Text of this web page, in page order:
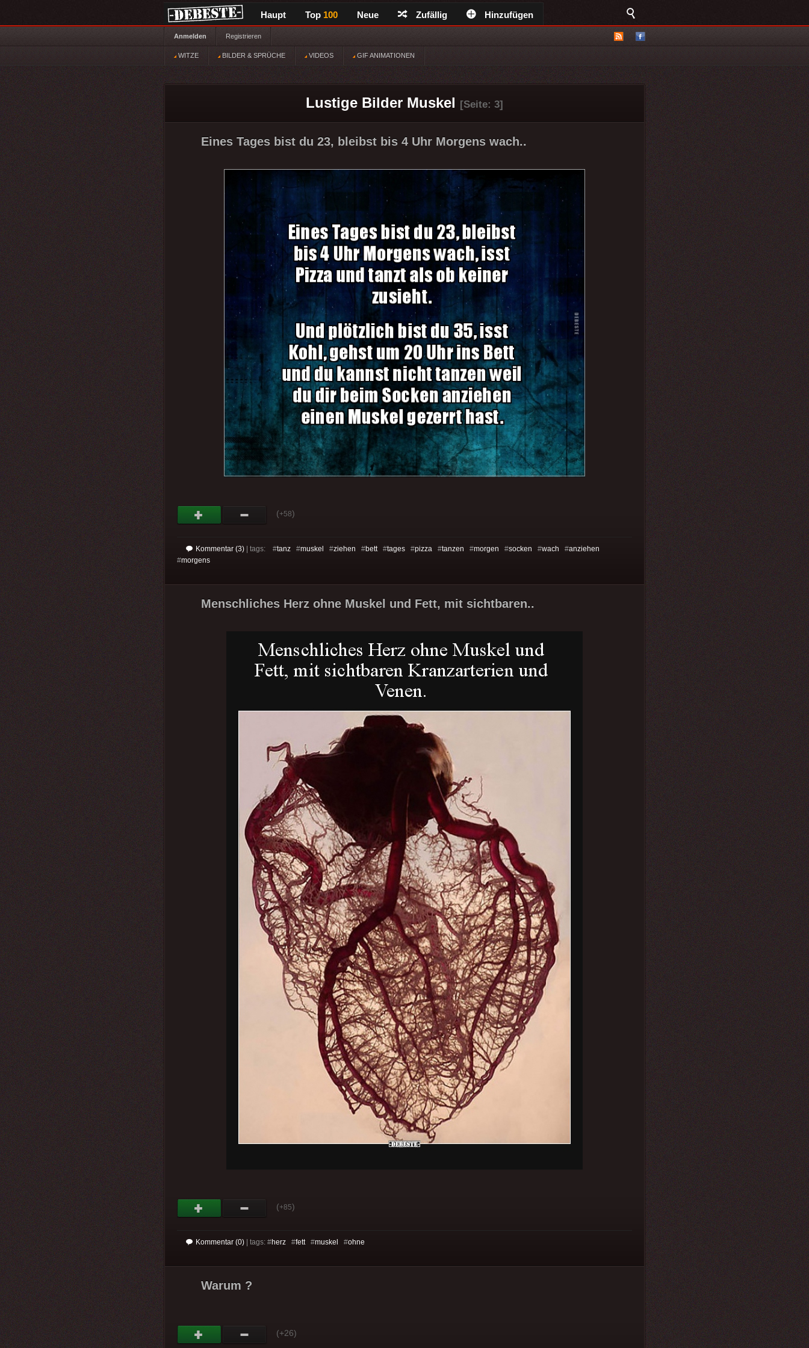
Haupt Top 100 Neue Zufällig Hinzufügen
Anmelden Registrieren
WITZE BILDER & SPRÜCHE VIDEOS GIF ANIMATIONEN
Lustige Bilder Muskel [Seite: 3]
Eines Tages bist du 23, bleibst bis 4 Uhr Morgens wach..
(+58)
Kommentar (3) | tags: #tanz #muskel #ziehen #bett#tages #pizza #tanzen #morgen #socken #wach #anziehen
#morgens
Menschliches Herz ohne Muskel und Fett, mit sichtbaren..
(+85)
Kommentar (0) | tags: #herz #fett#muskel #ohne
Warum ?
(+26)